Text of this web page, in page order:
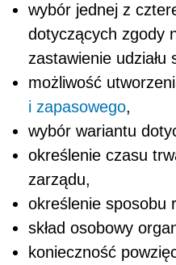
wybór jednej z
dotyczących zgody
zastawienie udziału
możliwość
i zapasowego,
wybór wariantu
określenie czasu
zarządu,
określenie sposobu
skład osobowy
konieczność